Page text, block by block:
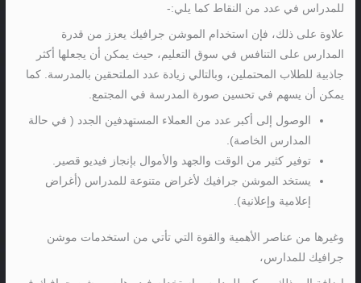
للمدراس في عدد من النقاط كما يلي:-
علاوة على ذلك، فإن استخدام الموشن جرافيك يعزز من قدرة
المدارس على التنافس في سوق التعليم، حيث يمكن أن يجعلها أكثر
جاذبية للطلاب المحتملين، وبالتالي زيادة عدد الملتحقين بالمدرسة. كما
يمكن أن يسهم في تحسين صورة المدرسة في المجتمع.
الوصول إلى أكبر عدد من العملاء المستهدفين الجدد ( في حالة
المدارس الخاصة).
توفير كثير من الوقت والجهد والأموال بإنجاز فيديو قصير.
يستخد الموشن جرافيك لأغراض متنوعة للمدراس (أغراض
إعلامية وإعلانية).
وغيرها من عناصر الأهمية والقوة التي تأتي من استخدمات موشن
جرافيك للمدارس،